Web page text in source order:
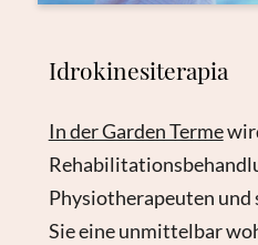
Idrokinesiterapia
In der Garden Terme
Physiotherapeuten
Sie eine unmittelbar